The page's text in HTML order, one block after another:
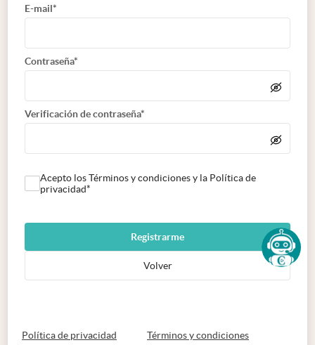
E-mail*
Contraseña*
Verificación de contraseña*
Acepto los Términos y condiciones y la Política de
privacidad*
Registrarme
Volver
Política de privacidad abre en nueva pestaña
Términos y condicionesabre en nueva